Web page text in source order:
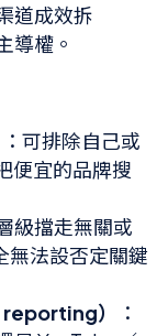
道成效拆
導權。
：可排除自己或
便宜的品牌搜
級擋走無關或
無法設否定關鍵
）
：